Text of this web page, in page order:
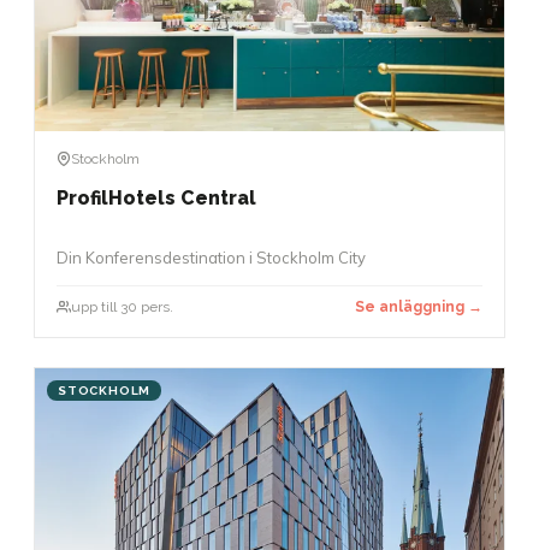
Stockholm
ProfilHotels Central
Din Konferensdestination i Stockholm City
upp till 30 pers. Se anläggning →
STOCKHOLM